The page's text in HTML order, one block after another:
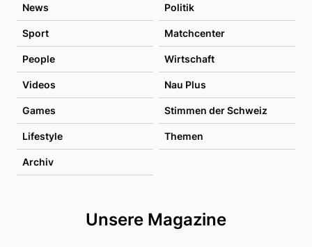
News Politik
Sport Matchcenter
People Wirtschaft
Videos Nau Plus
Games Stimmen der Schweiz
Lifestyle Themen
Archiv
Unsere Magazine